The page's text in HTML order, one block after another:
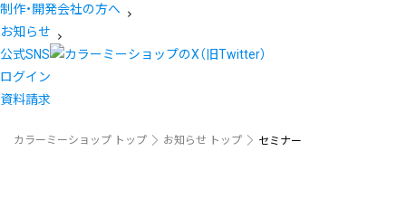
制作・開発会社の方へ
お知らせ
公式SNS
ログイン
資料請求
カラーミーショップ トップ お知らせ トップ セミナー